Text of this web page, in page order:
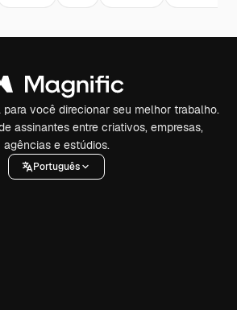
você direcionar seu melhor trabalho.
assinantes entre criativos, empresas,
agências e estúdios.
Português